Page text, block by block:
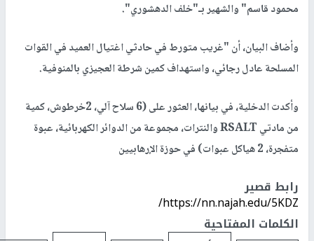
محمود قاسم" والشهير بـ"خلف الدهشوري".
وأضاف البيان، أن "غريب متورط في حادثي اغتيال العميد في القوات
المسلحة عادل رجائي، واستهداف كمين شرطة العجيزي بالمنوفية.
وأكدت الدخلية، في بيانها، العثور على (6 سلاح آلي، 2خرطوش، كمية
من مادتي RSALT والنترات، مجموعة من الدوائر الكهربائية، عبوة
متفجرة، 2 هياكل عبوات) في حوزة الإرهابيين
رابط قصير
https://nn.najah.edu/5KDZ/
الكلمات المفتاحية